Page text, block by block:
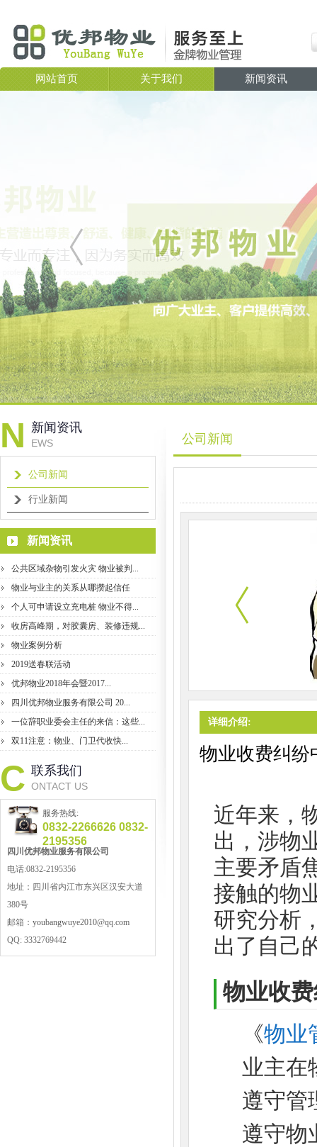
网站首页 关于我们 新闻资讯
N 新闻资讯
EWS
公司新闻
行业新闻
新闻资讯
公共区域杂物引发火灾 物业被判...
物业与业主的关系从哪攒起信任
个人可申请设立充电桩 物业不得...
收房高峰期，对胶囊房、装修违规...
物业案例分析
2019送春联活动
优邦物业2018年会暨2017...
四川优邦物业服务有限公司 20...
一位辞职业委会主任的来信：这些...
双11注意：物业、门卫代收快...
C 联系我们
ONTACT US
服务热线:
0832-2266626 0832-
2195356
四川优邦物业服务有限公司
电话:0832-2195356
地址： 四川省内江市东兴区汉安大道
380号
邮箱： youbangwuye2010@qq.com
QQ: 3332769442
公司新闻
详细介绍:
物业收费纠纷
近年来，
出，涉物
主要矛盾
接触的物
研究分析
出了自己
物业收
《物业
业主在
遵守管
遵守物